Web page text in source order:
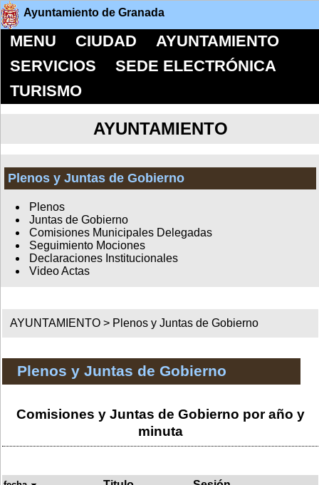
Ayuntamiento de Granada
MENU CIUDAD
AYUNTAMIENTO
SERVICIOS
SEDE ELECTRÓNICA
TURISMO
AYUNTAMIENTO
Plenos y Juntas de Gobierno
Plenos
Juntas de Gobierno
Comisiones Municipales Delegadas
Seguimiento Mociones
Declaraciones Institucionales
Video Actas
AYUNTAMIENTO > Plenos y Juntas de Gobierno
Plenos y Juntas de Gobierno
Comisiones y Juntas de Gobierno por año y
minuta